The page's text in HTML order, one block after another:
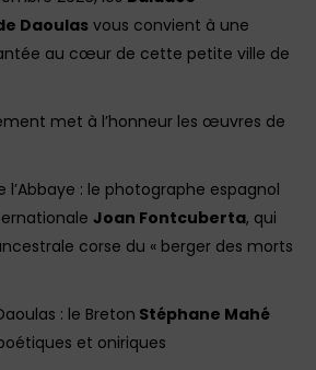
Daoulas vous convient à une
au cœur de cette petite ville de
met à l’honneur les œuvres de
l’Abbaye : le photographe espagnol
Joan Fontcuberta, qui
corse du « berger des morts
: le Breton Stéphane Mahé
et oniriques